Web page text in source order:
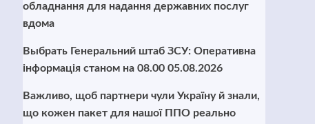
обладнання для надання державних послуг
вдома
Выбрать Генеральний штаб ЗСУ: Оперативна
інформація станом на 08.00 05.08.2026
Важливо, щоб партнери чули Україну й знали,
що кожен пакет для нашої ППО реально